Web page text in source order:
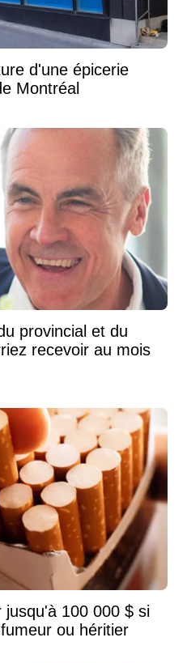
d'une épicerie
Montréal
provincial et du
recevoir au mois
jusqu'à 100 000 $ si
ou héritier